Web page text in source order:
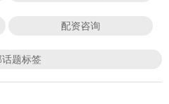
配资咨询
题标签